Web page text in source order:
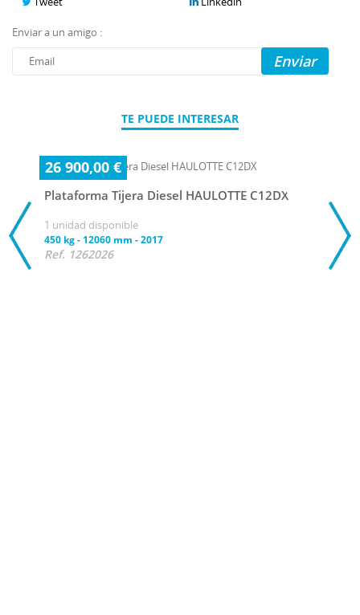
Enviar a un amigo :
Enviar
TE PUEDE INTERESAR
26 900,00 €
Plataforma Tijera Diesel HAULOTTE C12DX
1 unidad disponible
450 kg- 12060 mm -2017
Ref. 1262026